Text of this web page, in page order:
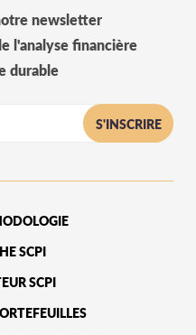
newsletter
l'analyse financière
durable
S'INSCRIRE
SCPI
SCPI